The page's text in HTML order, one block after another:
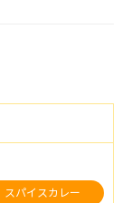
スパイスカレー